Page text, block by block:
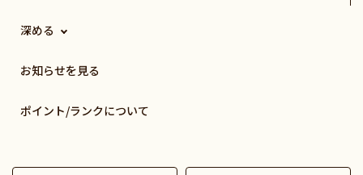
深める
お知らせを見る
ポイント/ランクについて